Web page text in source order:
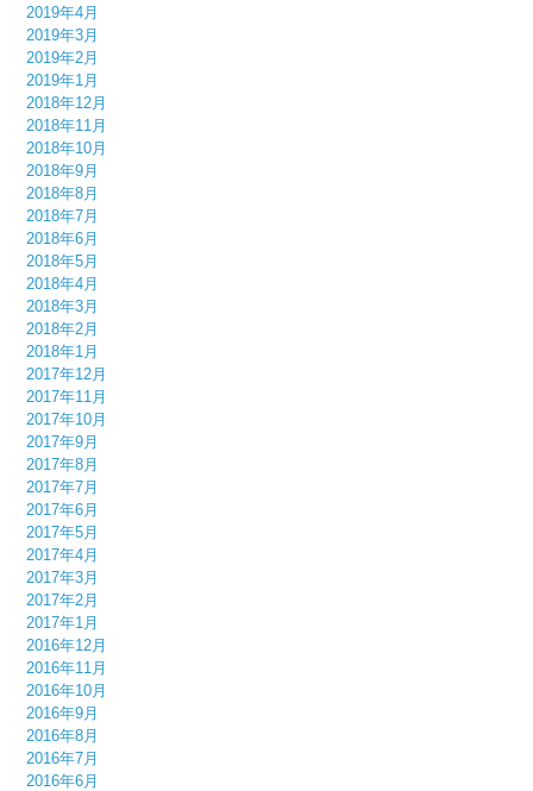
2019年4月
2019年3月
2019年2月
2019年1月
2018年12月
2018年11月
2018年10月
2018年9月
2018年8月
2018年7月
2018年6月
2018年5月
2018年4月
2018年3月
2018年2月
2018年1月
2017年12月
2017年11月
2017年10月
2017年9月
2017年8月
2017年7月
2017年6月
2017年5月
2017年4月
2017年3月
2017年2月
2017年1月
2016年12月
2016年11月
2016年10月
2016年9月
2016年8月
2016年7月
2016年6月